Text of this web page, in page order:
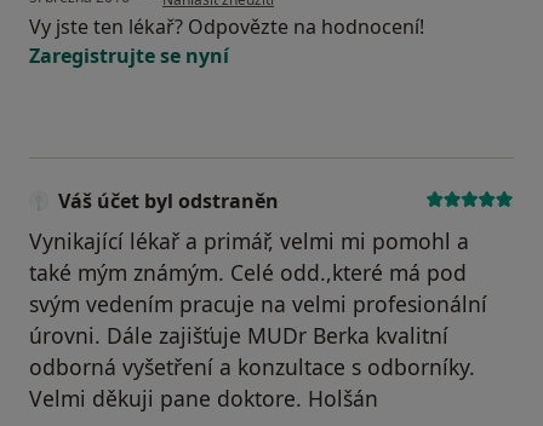
Vy jste ten lékař? Odpovězte na hodnocení!
Zaregistrujte se nyní
Váš účet byl odstraněn
Vynikající lékař a primář, velmi mi pomohl a
také mým známým. Celé odd.,které má pod
svým vedením pracuje na velmi profesionální
úrovni. Dále zajišťuje MUDr Berka kvalitní
odborná vyšetření a konzultace s odborníky.
Velmi děkuji pane doktore. Holšán